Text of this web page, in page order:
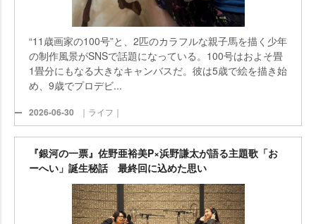
“11歳画家の100号”と、2匹のカラフルな親子馬を描く少年
の制作風景がSNSで話題になっている。100号はおよそ畳
1畳分にもなる大きなキャンバスだ。彼は5歳で絵を描き始
め、9歳でプロデビ...
2026-06-30 ｜ライフ｜
『銀河の一票』佐野亜裕美P×浜野謙太が語る主題歌「お
ーへい」誕生秘話 最終回に込めた思い